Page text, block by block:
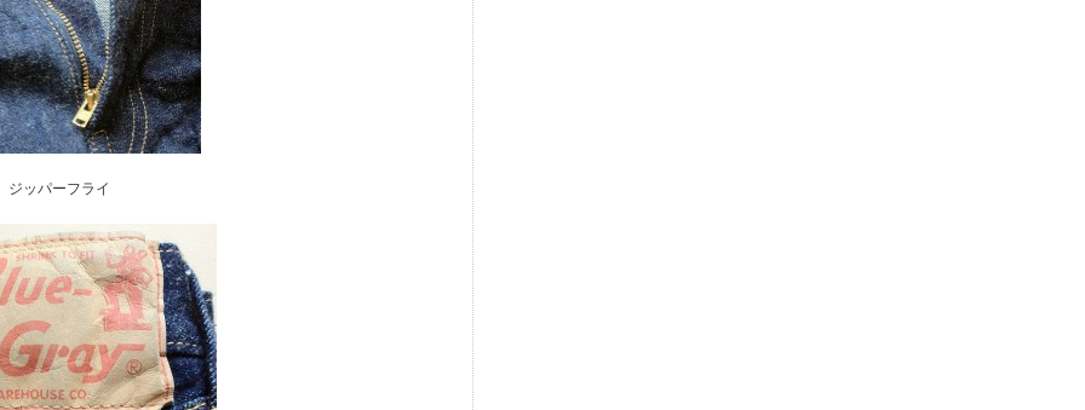
ジッパーフライ